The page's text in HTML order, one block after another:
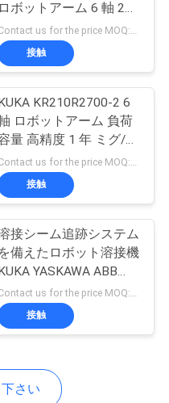
溶接機
機械
8
ロボットアーム 6 軸 210
ロペイロード 3100 ミ
メートルリーチ溶接ハ
ドリング
接触
KR210R2700-2 6
ロボットアーム 負荷
量 高精度 1 年 ミグ/レ
ザー 溶接 機械 溶接 ポ
ショナー US
接触
接シーム追跡システム
を備えたロボット溶接機
YASKAWA ABB
Contact us for the price MOQ:1セット
接触
さい